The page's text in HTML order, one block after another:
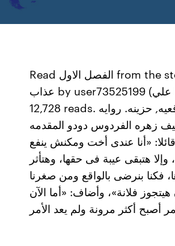
Read الفصل الاول from the story رحله
عذاب by user73525199 (داليا علي) with
12,728 reads. رومانسي, وقعيه, حزينه. روايه
زهره الفردوس دودو المقدمه
قائلا: «أنا عندى أخت ومكنش ينفع
وإلا هتبقى عيبة فى حقها، وهتأثر
فكنا بنرضى بالواقع ومن صغرنا
فلانة»، وأضاف: «أما الآن
أصبح أكثر مرونة ولم يعد الأمر